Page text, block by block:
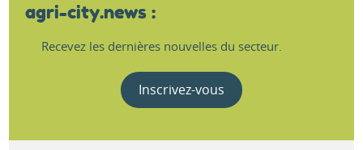
agri-city.news :
Recevez les dernières nouvelles du secteur.
Inscrivez-vous